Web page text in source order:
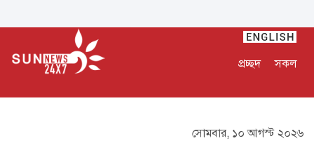
প্রচ্ছদ সকল
সোমবার, ১০ আগস্ট ২০২৬